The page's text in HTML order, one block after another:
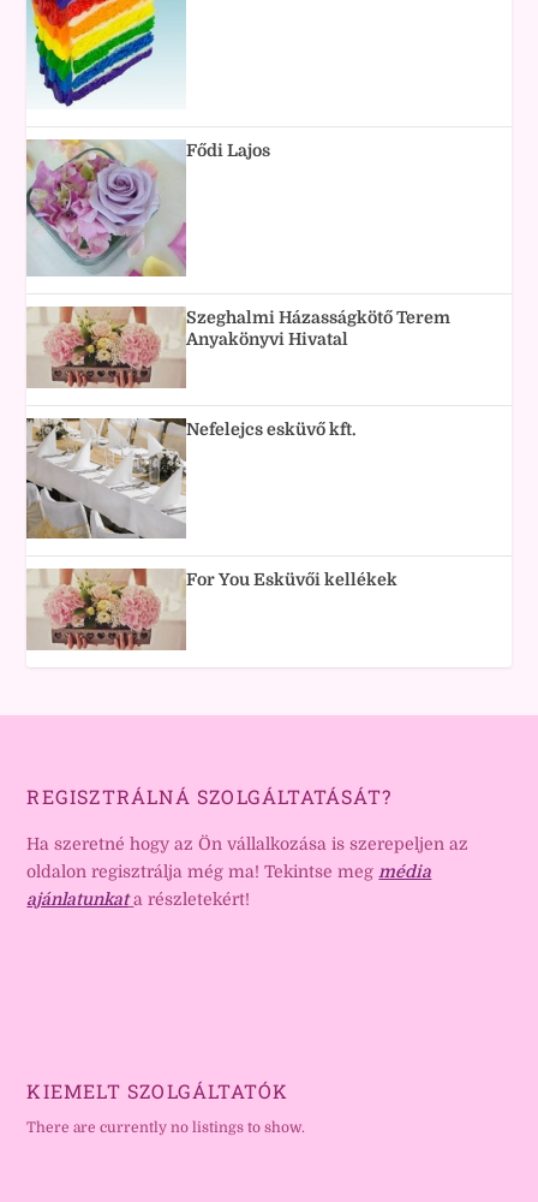
Fődi Lajos
Szeghalmi Házasságkötő Terem
Anyakönyvi Hivatal
Nefelejcs esküvő kft.
For You Esküvői kellékek
REGISZTRÁLNÁ SZOLGÁLTATÁSÁT?
Ha szeretné hogy az Ön vállalkozása is szerepeljen az
oldalon regisztrálja még ma! Tekintse meg média
ajánlatunkat a részletekért!
KIEMELT SZOLGÁLTATÓK
There are currently no listings to show.